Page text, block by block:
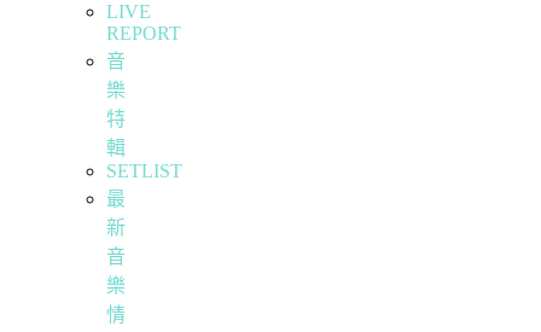
LIVE
REPORT
音
樂
特
輯
SETLIST
最
新
音
樂
情